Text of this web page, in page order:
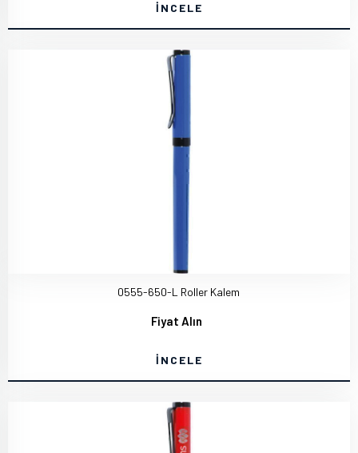
İNCELE
0555-650-L Roller Kalem
Fiyat Alın
İNCELE